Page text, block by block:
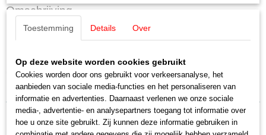
Productcode leverancier
E216350
Schaal
Staat
Nieuw
Omschrijving
Märklin E216350 Tank F7 kunststof
zwart
Uitverkocht bij Märklin
Toestemming Details Over
Op deze website worden cookies gebruikt
Cookies worden door ons gebruikt voor verkeersanalyse, het
aanbieden van sociale media-functies en het personaliseren van
informatie en advertenties. Daarnaast verlenen we onze sociale
media-, advertentie- en analysepartners toegang tot informatie over
hoe u onze site gebruikt. Zij kunnen deze informatie gebruiken in